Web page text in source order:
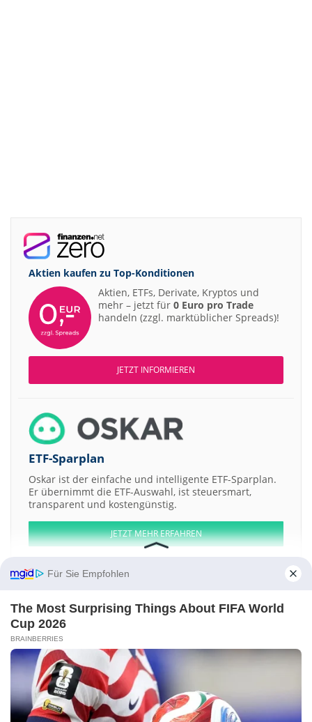
Aktien kaufen zu Top-Konditionen
Aktien, ETFs, Derivate, Kryptos und
mehr – jetzt für 0 Euro pro Trade
handeln (zzgl. marktüblicher Spreads)!
JETZT INFORMIEREN
ETF-Sparplan
Oskar ist der einfache und intelligente ETF-Sparplan.
Er übernimmt die ETF-Auswahl, ist steuersmart,
transparent und kostengünstig.
JETZT MEHR ERFAHREN
Aktien ATX DAX EuroStoxx 50 Dow Jones NASDAQ 100
Nikkei 225
Weitere Aktien:
Smart Shooter JATT II Acquisition
Dreamland
String Metaverse
Kontakt-Impressum- Werbung- Barrierefreiheit
Sitemap-Datenschutz-Disclaimer-AGB-Privatsphäre-Einstellungen
Für Sie Empfohlen
The Most Surprising Things About FIFA World
Cup 2026
BRAINBERRIES